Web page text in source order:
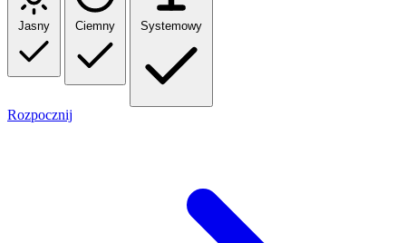
Jasny Ciemny Systemowy
Rozpocznij